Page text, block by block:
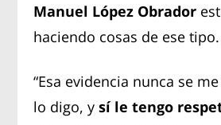
Manuel López Obrador
haciendo cosas de ese tipo.
“Esa evidencia nunca se
lo digo, ysí le tengo